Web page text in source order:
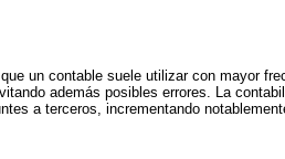
un contable suele utilizar con mayor
además posibles errores. La
a terceros, incrementando